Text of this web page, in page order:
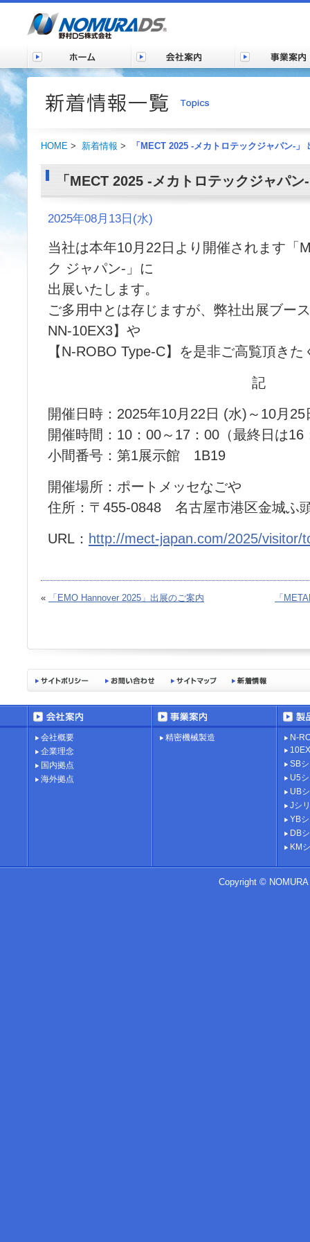
HOME > 新着情報 > 「MECT 2025 -メカトロテックジャパン-」
「MECT 2025 -メカトロテックジャパ
2025年08月13日(水)
当社は本年10月22日より開催されます「
ク ジャパン-」に
出展いたします。
ご多用中とは存じますが、弊社出展ブー
NN-10EX3】や
【N-ROBO Type-C】を是非ご高覧頂き
記
開催日時：2025年10月22日 (水)～10月25
開催時間：10：00～17：00（最終日は16
小間番号：第1展示館 1B19
開催場所：ポートメッセなごや
住所：〒455-0848 名古屋市港区金城ふ
URL： http://mect-japan.com/2025/visitor/
« 「EMO Hannover 2025」出展のご案内 「
会社概要
企業理念
国内拠点
海外拠点
精密機械製造
N-
SB
U5
UB
Jシ
YB
DB
KM
Copyright ©